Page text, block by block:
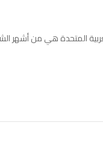
المتحدة هي من أشهر